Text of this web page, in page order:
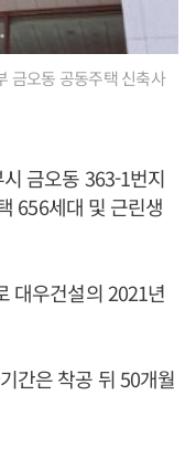
금오동 공동주택 신축사
금오동 363-1번지
656세대 및 근린생
대우건설의 2021년
간은 착공 뒤 50개월